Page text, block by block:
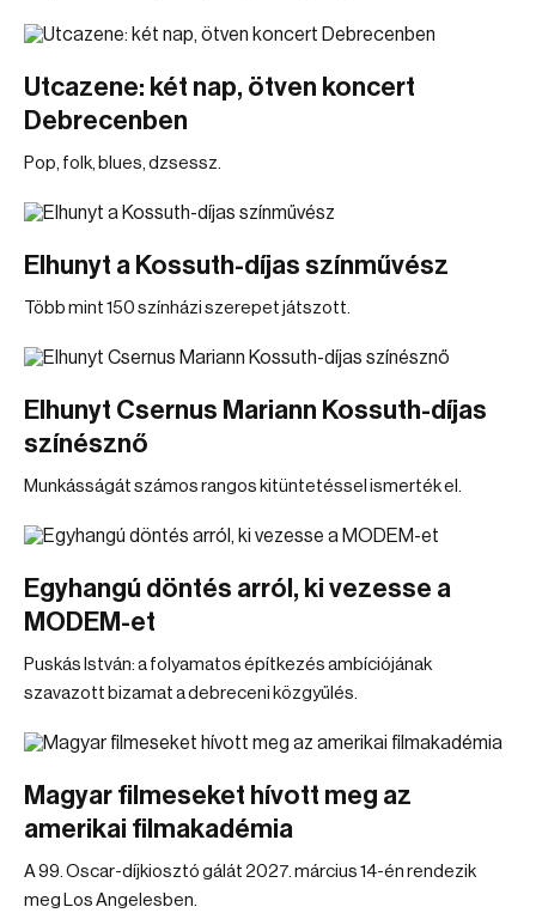
Utcazene: két nap, ötven koncert
Debrecenben
Pop, folk, blues, dzsessz.
Elhunyt a Kossuth-díjas színművész
Több mint 150 színházi szerepet játszott.
Elhunyt Csernus Mariann Kossuth-díjas
színésznő
Munkásságát számos rangos kitüntetéssel ismerték el.
Egyhangú döntés arról, ki vezesse a
MODEM-et
Puskás István: a folyamatos építkezés ambíciójának
szavazott bizamat a debreceni közgyűlés.
Magyar filmeseket hívott meg az
amerikai filmakadémia
A 99. Oscar-díjkiosztó gálát 2027. március 14-én rendezik
meg Los Angelesben.